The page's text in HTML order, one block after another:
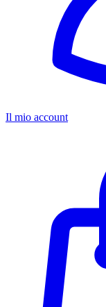
Il mio account